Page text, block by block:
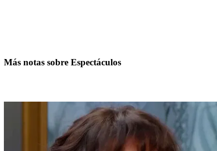
Más notas sobre Espectáculos